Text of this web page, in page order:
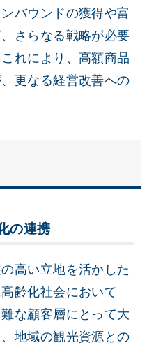
バウンドの獲得や富
さらなる戦略が必要
れにより、高額商品
更なる経営改善への
の連携
高い立地を活かした
齢化社会において
な顧客層にとって大
地域の観光資源との